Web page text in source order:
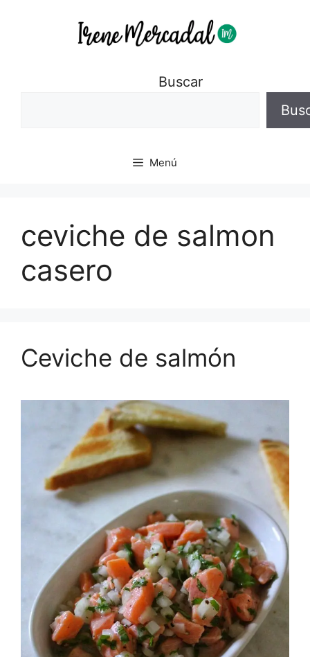
Buscar
Menú
ceviche de salmon
casero
Ceviche de salmón